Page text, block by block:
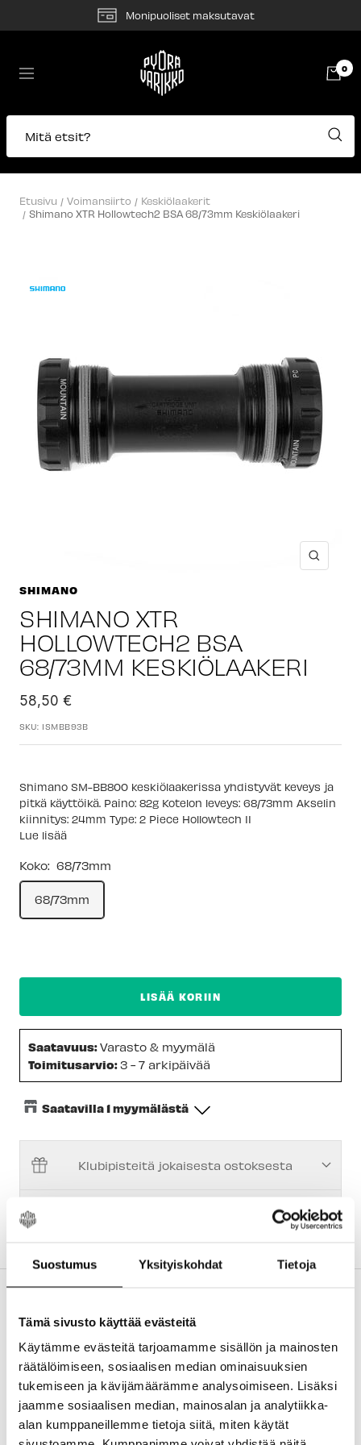
Suostumus Yksityiskohdat Tietoja
Tämä sivusto käyttää evästeitä
Käytämme evästeitä tarjoamamme sisällön ja mainosten
räätälöimiseen, sosiaalisen median ominaisuuksien
tukemiseen ja kävijämäärämme analysoimiseen. Lisäksi
jaamme sosiaalisen median, mainosalan ja analytiikka-
alan kumppaneillemme tietoja siitä, miten käytät
Monipuoliset maksutavat
Navigaatio
Pyörävarikko
0
Mitä etsit?
Etusivu Voimansiirto
Keskiölaakerit
Shimano XTR Hollowtech2 BSA 68/73mm Keskiölaakeri
SHIMANO
SHIMANO XTR
HOLLOWTECH2 BSA
68/73MM KESKIÖLAAKERI
Alennushinta
58,50 €
SKU: ISMBB93B
Shimano SM-BB800 keskiölaakerissa yhdistyvät keveys ja
pitkä käyttöikä. Paino: 82g Kotelon leveys: 68/73mm Akselin
kiinnitys: 24mm Type: 2 Piece Hollowtech II
Lue lisää
Koko: 68/73mm
68/73mm
LISÄÄ KORIIN
Saatavuus:Varasto & myymälä
Toimitusarvio:3 - 7 arkipäivää
Saatavilla 1 myymälästä
Keskusvarasto-Saatavilla
Espoon Myymälä-Tilapäisesti loppu
Vantaan myymälä-Saatavilla
Kuopion myymälä
Joensuun myymälä-
Tilapäisesti loppu
Imatran myymälä
Jyväskylän myymälä
- Tilapäisesti loppu
Lappeenrannan myymälä-Tilapäisesti loppu
Klubipisteitä jokaisesta ostoksesta
Ilmainen 14 päivän palautusoikeus
TUOTEKUVAUS
Shimano SM-BB800 keskiölaakerissa yhdistyvät
Paino: 82g
Kotelon leveys: 68/73mm
Akselin kiinnitys: 24mm
Type: 2 Piece Hollowtech II